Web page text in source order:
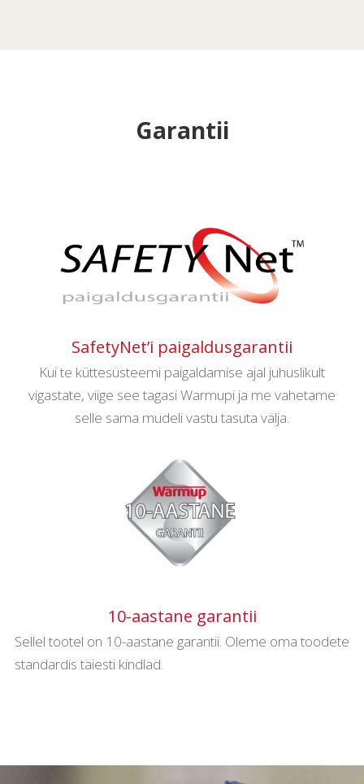
Garantii
SafetyNet’i paigaldusgarantii
Kui te küttesüsteemi paigaldamise ajal juhuslikult
vigastate, viige see tagasi Warmupi ja me vahetame
selle sama mudeli vastu tasuta välja.
10-aastane garantii
Sellel tootel on 10-aastane garantii. Oleme oma toodete
standardis täiesti kindlad.